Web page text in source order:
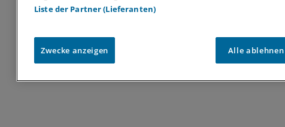
Liste der Partner (Lieferanten)
Zwecke anzeigen Alle ablehnen